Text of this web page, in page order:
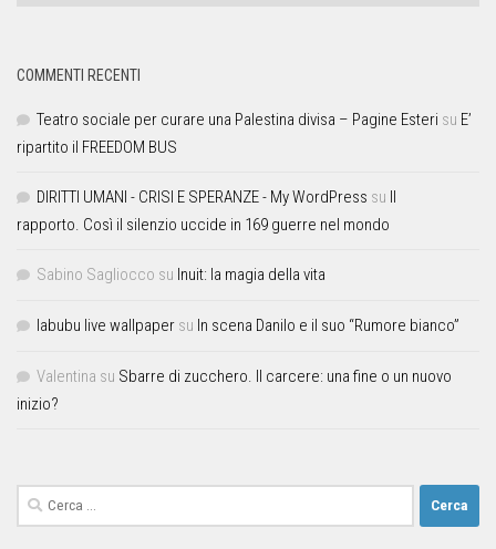
COMMENTI RECENTI
Teatro sociale per curare una Palestina divisa – Pagine Esteri su E’
ripartito il FREEDOM BUS
DIRITTI UMANI - CRISI E SPERANZE - My WordPress su Il
rapporto. Così il silenzio uccide in 169 guerre nel mondo
Sabino Sagliocco su Inuit: la magia della vita
labubu live wallpaper su In scena Danilo e il suo “Rumore bianco”
Valentina su Sbarre di zucchero. Il carcere: una fine o un nuovo
inizio?